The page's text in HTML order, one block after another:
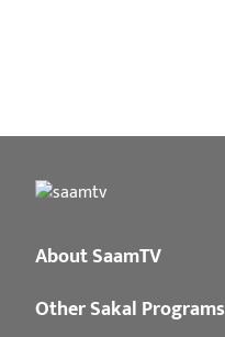
About SaamTV
Other Sakal Programs